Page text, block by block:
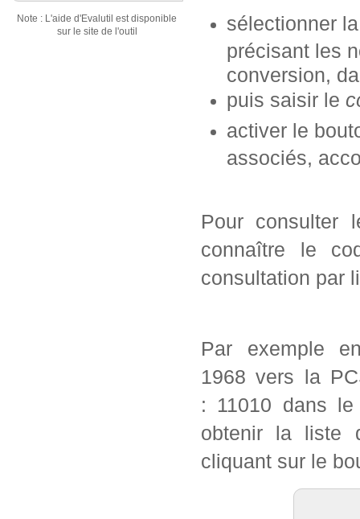
Note : L'aide d'Evalutil est disponible
sur le site de l'outil
sélectionner
précisant les
conversion,
puis saisir le
activer le
associés,
Pour consulter
connaître le
consultation par
Par exemple
1968 vers la
: 11010 dans
obtenir la liste
cliquant sur le